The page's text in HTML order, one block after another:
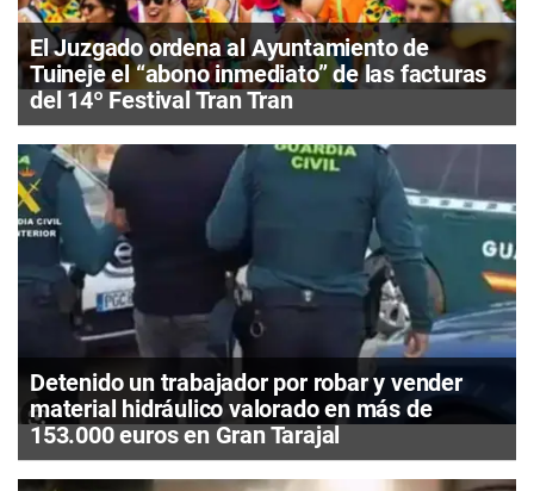
El Juzgado ordena al Ayuntamiento de
Tuineje el “abono inmediato” de las facturas
del 14º Festival Tran Tran
Detenido un trabajador por robar y vender
material hidráulico valorado en más de
153.000 euros en Gran Tarajal